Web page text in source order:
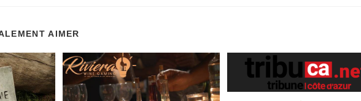
AIMER